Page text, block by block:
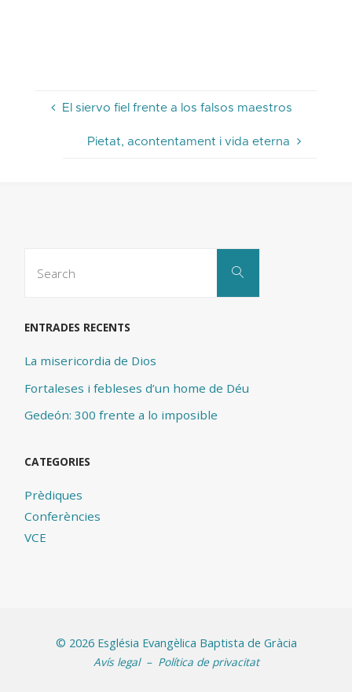
El siervo fiel frente a los falsos maestros
Pietat, acontentament i vida eterna
Search
ENTRADES RECENTS
La misericordia de Dios
Fortaleses i febleses d’un home de Déu
Gedeón: 300 frente a lo imposible
CATEGORIES
Prèdiques
Conferències
VCE
© 2026 Església Evangèlica Baptista de Gràcia
Avís legal– Política de privacitat